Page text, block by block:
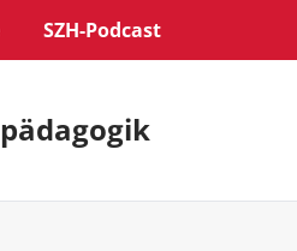
SZH-Podcast